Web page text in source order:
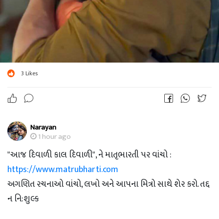
3 Likes
Narayan
1 hour ago
"આજ દિવાળી કાલ દિવાળી", ને માતૃભારતી પર વાંચો :
https://www.matrubharti.com
અગણિત રચનાઓ વાંચો, લખો અને આપના મિત્રો સાથે શેર કરો. તદ્દ
ન નિ:શુલ્ક